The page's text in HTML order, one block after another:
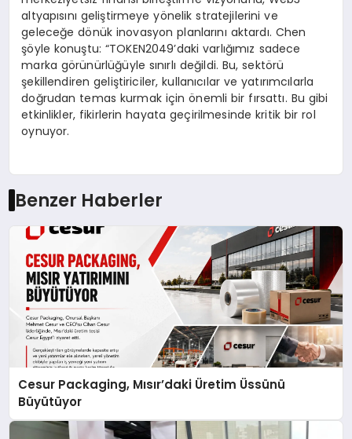
altyapısını geliştirmeye yönelik stratejilerini ve
geleceğe dönük inovasyon planlarını aktardı. Chen
şöyle konuştu: “TOKEN2049’daki varlığımız sadece
marka görünürlüğüyle sınırlı değildi. Bu, sektörü
şekillendiren geliştiriciler, kullanıcılar ve yatırımcılarla
doğrudan temas kurmak için önemli bir fırsattı. Bu gibi
etkinlikler, fikirlerin hayata geçirilmesinde kritik bir rol
oynuyor.
Benzer Haberler
Cesur Packaging, Mısır’daki Üretim Üssünü
Büyütüyor